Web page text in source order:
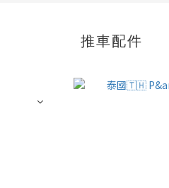
推車配件